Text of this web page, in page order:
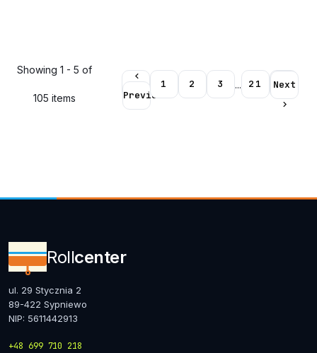
Showing 1 - 5 of
105 items

Previous
1 2 3 ... 21 Next

Rollcenter
ul. 29 Stycznia 2
89-422 Sypniewo
NIP: 5611442913
+48 699 710 218